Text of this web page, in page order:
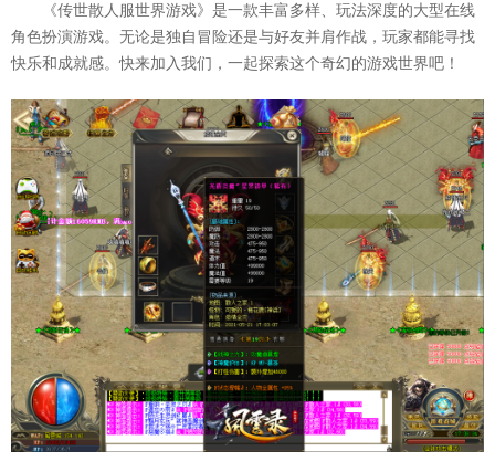
《传世散人服世界游戏》是一款丰富多样、玩法深度的大型在线
角色扮演游戏。无论是独自冒险还是与好友并肩作战，玩家都能寻找
快乐和成就感。快来加入我们，一起探索这个奇幻的游戏世界吧！